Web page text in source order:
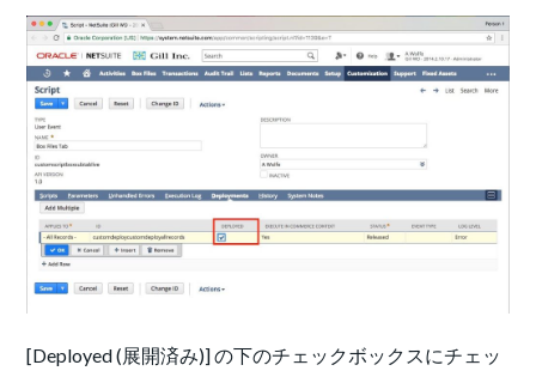
[Deployed (展開済み)] の下のチェックボックスにチェッ